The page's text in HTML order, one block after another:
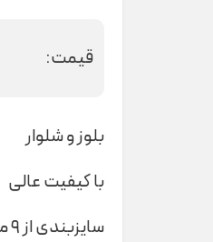
قیمت:
بلوز و شلوار
با کیفیت عالی
سایزبندی از ۹ ماه الی ۳ سال